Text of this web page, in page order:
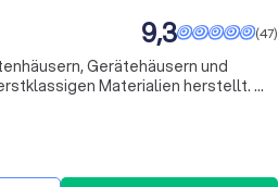
(47)
9,3
Gerätehäusern und
Materialien herstellt. Mit